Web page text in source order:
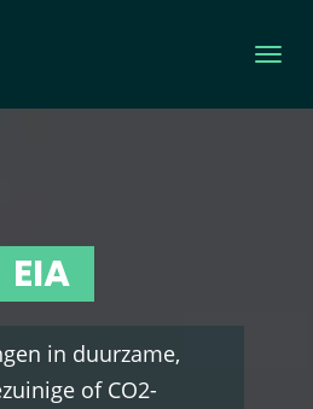
EIA
in duurzame,
of CO2-